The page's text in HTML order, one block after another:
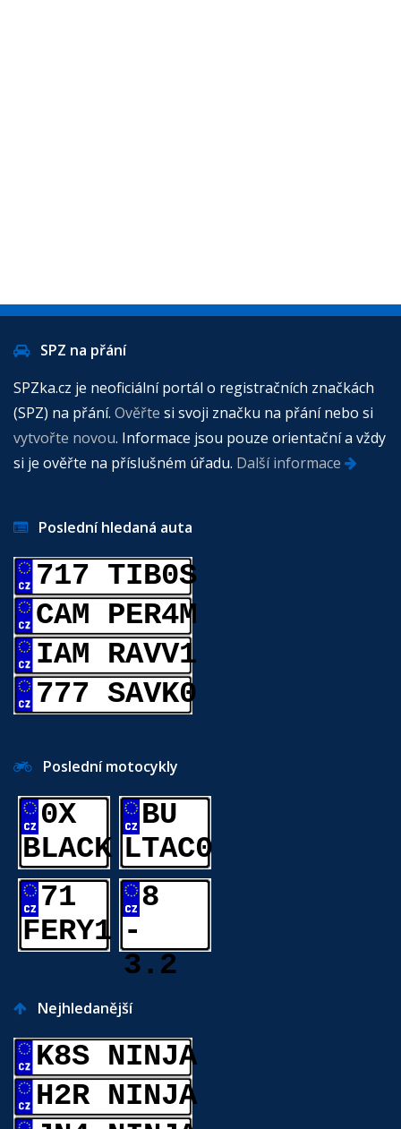
SPZ na přání
SPZka.cz je neoficiální portál o registračních značkách
(SPZ) na přání. Ověřte si svoji značku na přání nebo si
vytvořte novou. Informace jsou pouze orientační a vždy
si je ověřte na příslušném úřadu. Další informace
Poslední hledaná auta
717 TIB0S
CAM PER4M
IAM RAVV1
777 SAVK0
Poslední motocykly
0X
BLACK
BU
LTAC0
71
FERY1
8
-
3.2
Nejhledanější
K8S NINJA
H2R NINJA